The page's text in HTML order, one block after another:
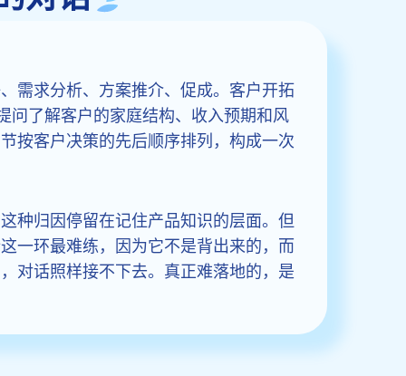
需求分析、方案推介、促成。客户开拓
问了解客户的家庭结构、收入预期和风
按客户决策的先后顺序排列，构成一次
种归因停留在记住产品知识的层面。但
一环最难练，因为它不是背出来的，而
对话照样接不下去。真正难落地的，是